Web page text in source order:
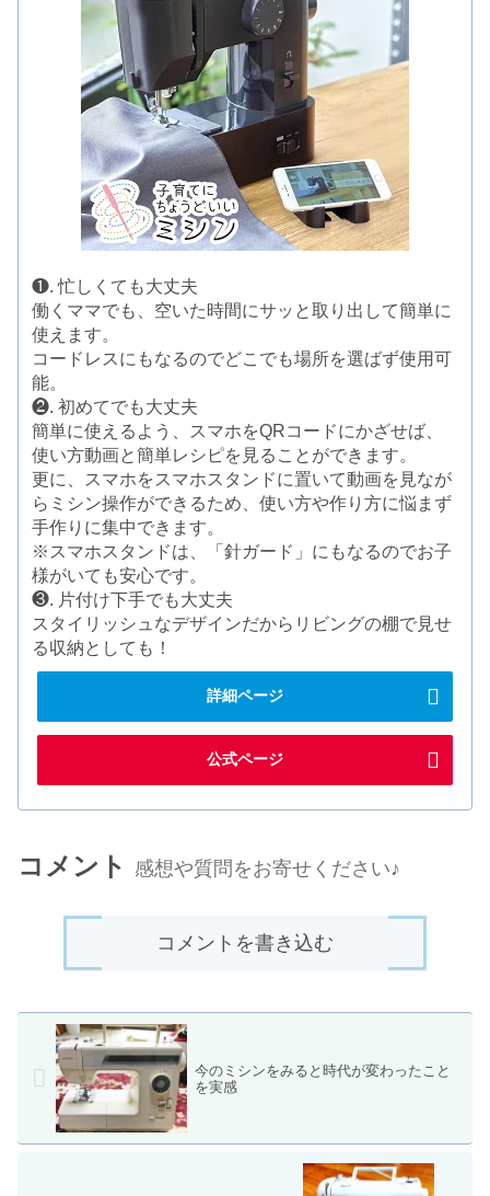
❶. 忙しくても大丈夫
働くママでも、空いた時間にサッと取り出して簡単に
使えます。
コードレスにもなるのでどこでも場所を選ばず使用可
能。
❷. 初めてでも大丈夫
簡単に使えるよう、スマホをQRコードにかざせば、
使い方動画と簡単レシピを見ることができます。
更に、スマホをスマホスタンドに置いて動画を見なが
らミシン操作ができるため、使い方や作り方に悩まず
手作りに集中できます。
※スマホスタンドは、「針ガード」にもなるのでお子
様がいても安心です。
❸. 片付け下手でも大丈夫
スタイリッシュなデザインだからリビングの棚で見せ
る収納としても！
詳細ページ
公式ページ
コメント 感想や質問をお寄せください♪
コメントを書き込む
今のミシンをみると時代が変わったこと
を実感